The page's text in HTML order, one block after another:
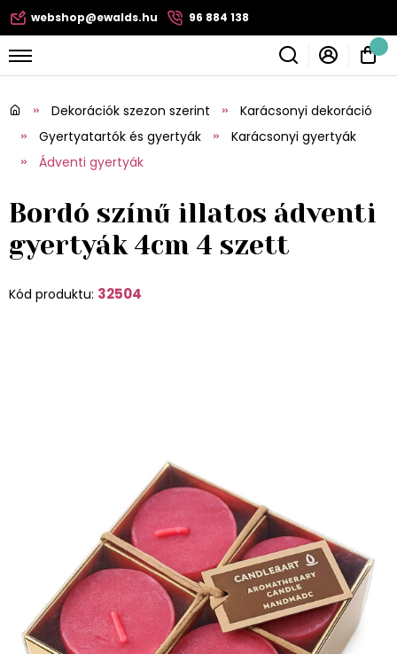
webshop@ewalds.hu 96 884 138
Dekorációk szezon szerint
Karácsonyi dekoráció
Gyertyatartók és gyertyák
Karácsonyi gyertyák
Ádventi gyertyák
Bordó színű illatos ádventi
gyertyák 4cm 4 szett
Kód produktu: 32504